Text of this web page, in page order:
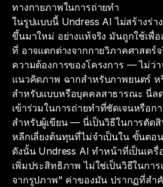
ทางกายภาพในการถ่ายทำ
ในรูปแบบนี้ Undress AI ไม่สร้างร่า
ขึ้นมาใหม่ อย่างแท้จริง มันถูกใช้เพื่
ที่ อาจแตกต่างจากกายวิภาคศาสตร์
ความต้องการของโครงการ — ไม่ว่
แนวคิดภาพ ฉากสำหรับภาพยนตร์ ห
สำหรับแบบหรือบุคคลสาธารณะ นี่ลด
เข้าร่วมในการถ่ายทำที่ชัดเจนหรือก
สำหรับผู้เขียน — นี่เป็นวิธีในการตัด
หลีกเลี่ยงต้นทุนที่ไม่จำเป็นใน ขั้นตอ
ดังนั้น Undress AI ทำหน้าที่เป็นเครื่
เพิ่มประสิทธิภาพ ไม่ใช่เป็นวิธีในการ
จากรูปภาพ" ค่าของมัน ปรากฏที่สำ